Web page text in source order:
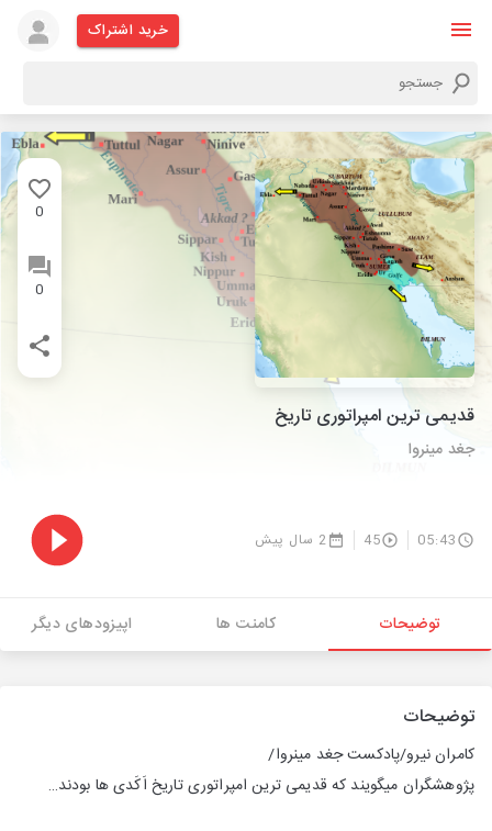
خرید اشتراک
0
0
قدیمی ترین امپراتوری تاریخ
جغد مینروا
05:43
45 2 سال پیش
توضیحات کامنت ها اپیزودهای دیگر
توضیحات
کامران نیرو/پادکست جغد مینروا/
پژوهشگران میگویند که قدیمی ترین امپراتوری تاریخ اَکَدی ها بودند…